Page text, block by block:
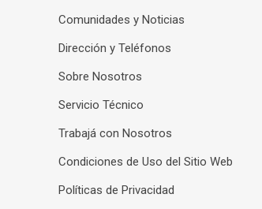
Comunidades y Noticias
Dirección y Teléfonos
Sobre Nosotros
Servicio Técnico
Trabajá con Nosotros
Condiciones de Uso del Sitio Web
Políticas de Privacidad